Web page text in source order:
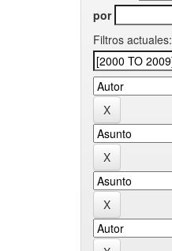
por
Filtros actuales: